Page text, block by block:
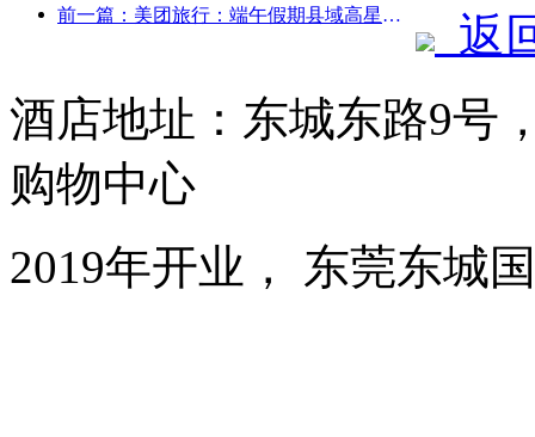
前一篇：美团旅行：端午假期县域高星酒店预订火热，亲子家庭成主力
返
酒店地址：东城东路9号
购物中心
2019年开业， 东莞东